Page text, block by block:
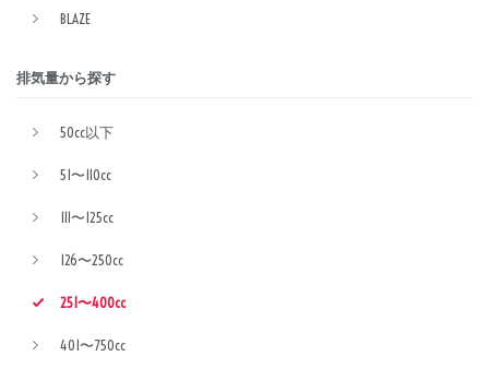
BLAZE
排気量から探す
50cc以下
51〜110cc
111〜125cc
126〜250cc
251〜400cc
401〜750cc